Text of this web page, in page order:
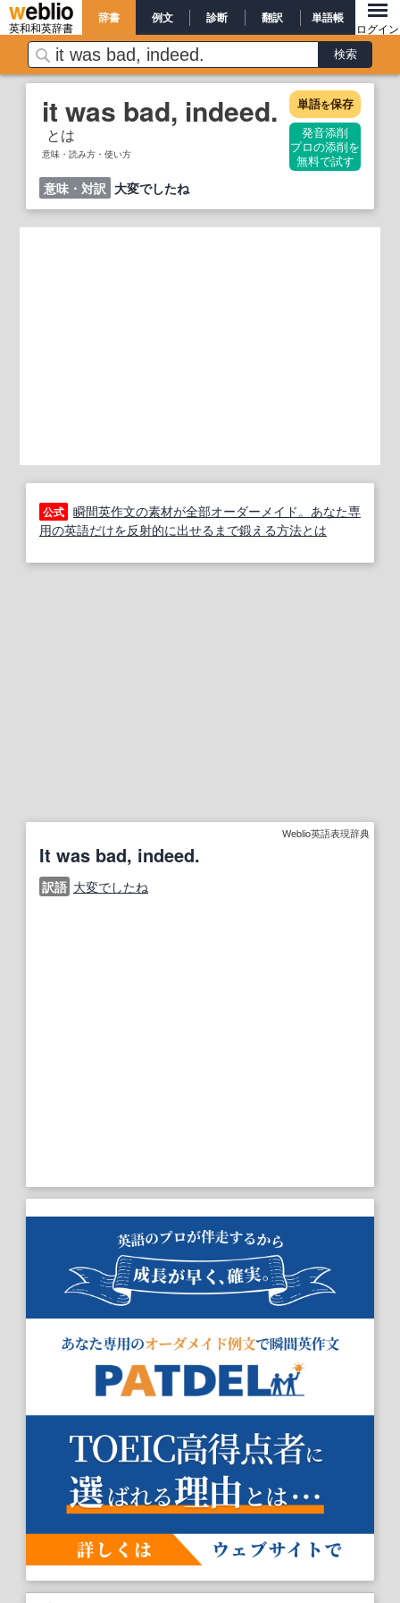
英和和英辞書
辞書 例文 診断 翻訳 単語帳
ログイン
it was bad, indeed.
とは
意味・読み方・使い方
単語を保存
発音添削
プロの添削を
無料で試す
意味・対訳 大変でしたね
公式 瞬間英作文の素材が全部オーダーメイド。あなた専
用の英語だけを反射的に出せるまで鍛える方法とは
Weblio英語表現辞典
It was bad, indeed.
訳語 大変でしたね